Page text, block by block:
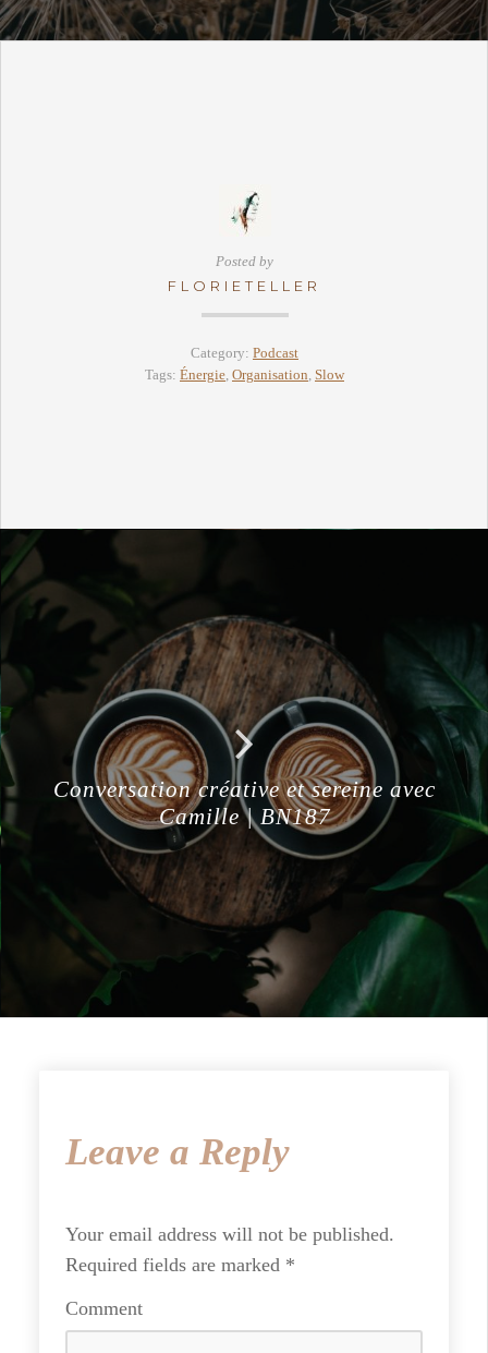
Posted by
FLORIETELLER
Category: Podcast
Tags: Énergie, Organisation, Slow
Conversation créative et sereine avec
Camille | BN187
Leave a Reply
Your email address will not be published.
Required fields are marked *
Comment